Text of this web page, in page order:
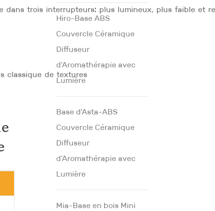
trois interrupteurs: plus lumineux, plus faible et
classique de textures
Hiro-Base ABS
Couvercle Céramique
Diffuseur
d'Aromathérapie avec
Lumière
Base d'Asta-ABS
Couvercle Céramique
Diffuseur
d'Aromathérapie avec
Lumière
Mia-Base en bois Mini